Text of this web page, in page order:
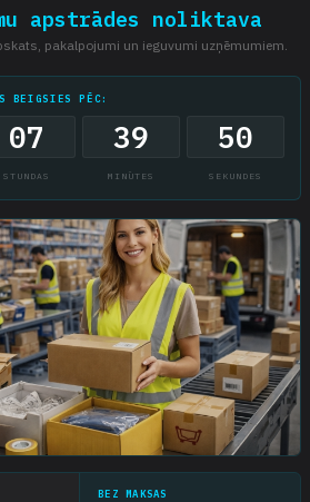
apstrādes noliktava
pakalpojumi un ieguvumi uzņēmumiem.
BEIGSIES PĒC:
07
STUNDAS
39
MINŪTES
49
SEKUNDES
BEZ MAKSAS